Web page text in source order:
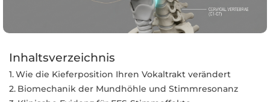
Inhaltsverzeichnis
Wie die Kieferposition Ihren Vokaltrakt verändert
Biomechanik der Mundhöhle und Stimmresonanz